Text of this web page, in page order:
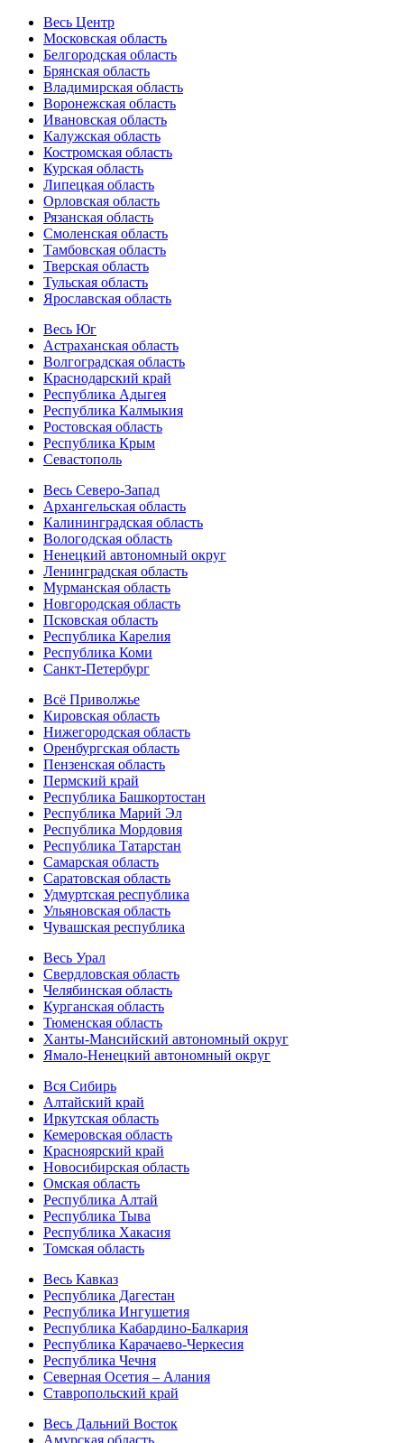
Весь Центр
Московская область
Белгородская область
Брянская область
Владимирская область
Воронежская область
Ивановская область
Калужская область
Костромская область
Курская область
Липецкая область
Орловская область
Рязанская область
Смоленская область
Тамбовская область
Тверская область
Тульская область
Ярославская область
Весь Юг
Астраханская область
Волгоградская область
Краснодарский край
Республика Адыгея
Республика Калмыкия
Ростовская область
Республика Крым
Севастополь
Весь Северо-Запад
Архангельская область
Калининградская область
Вологодская область
Ненецкий автономный округ
Ленинградская область
Мурманская область
Новгородская область
Псковская область
Республика Карелия
Республика Коми
Санкт-Петербург
Всё Приволжье
Кировская область
Нижегородская область
Оренбургская область
Пензенская область
Пермский край
Республика Башкортостан
Республика Марий Эл
Республика Мордовия
Республика Татарстан
Самарская область
Саратовская область
Удмуртская республика
Ульяновская область
Чувашская республика
Весь Урал
Свердловская область
Челябинская область
Курганская область
Тюменская область
Ханты-Мансийский автономный округ
Ямало-Ненецкий автономный округ
Вся Сибирь
Алтайский край
Иркутская область
Кемеровская область
Красноярский край
Новосибирская область
Омская область
Республика Алтай
Республика Тыва
Республика Хакасия
Томская область
Весь Кавказ
Республика Дагестан
Республика Ингушетия
Республика Кабардино-Балкария
Республика Карачаево-Черкесия
Республика Чечня
Северная Осетия – Алания
Ставропольский край
Весь Дальний Восток
Амурская область